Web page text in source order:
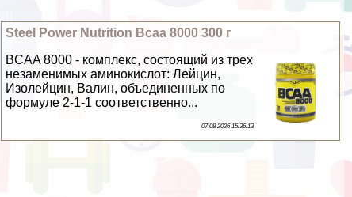
Steel Power Nutrition Bcaa 8000 300 г
BCAA 8000 - комплекс, состоящий из трех
незаменимых аминокислот: Лейцин,
Изолейцин, Валин, объединенных по
формуле 2-1-1 соответственно...
07 08 2026 15:36:13